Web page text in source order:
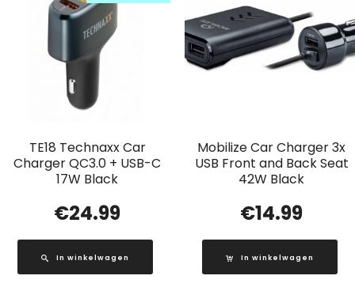
TE18 Technaxx Car
Charger QC3.0 + USB-C
17W Black
€24.99
In winkelwagen
Mobilize Car Charger 3x
USB Front and Back Seat
42W Black
€14.99
In winkelwagen